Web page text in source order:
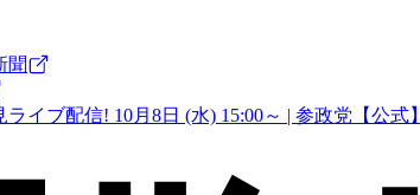
聞
イブ配信! 10月8日 (水) 15:00～ | 参政党【公式】